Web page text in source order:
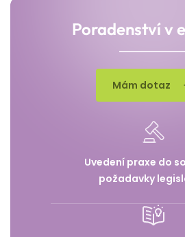
Poradenství v
Mám dotaz
Uvedení praxe do
požadavky